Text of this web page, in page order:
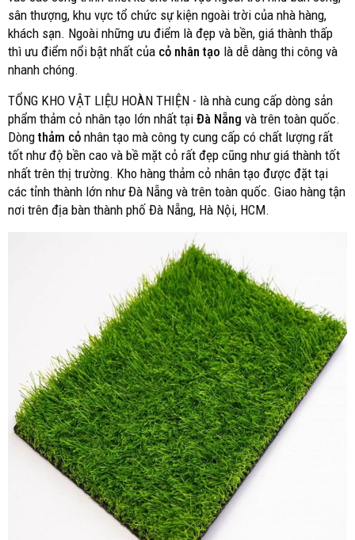
sân thượng, khu vực tổ chức sự kiện ngoài trời của nhà hàng,
khách sạn. Ngoài những ưu điểm là đẹp và bền, giá thành thấp
thì ưu điểm nổi bật nhất của cỏ nhân tạo là dễ dàng thi công và
nhanh chóng.
TỔNG KHO VẬT LIỆU HOÀN THIỆN - là nhà cung cấp dòng sản
phẩm thảm cỏ nhân tạo lớn nhất tại Đà Nẵng và trên toàn quốc.
Dòngthảm cỏ nhân tạo mà công ty cung cấp có chất lượng rất
tốt như độ bền cao và bề mặt cỏ rất đẹp cũng như giá thành tốt
nhất trên thị trường. Kho hàng thảm cỏ nhân tạo được đặt tại
các tỉnh thành lớn như Đà Nẵng và trên toàn quốc. Giao hàng tận
nơi trên địa bàn thành phố Đà Nẵng, Hà Nội, HCM.